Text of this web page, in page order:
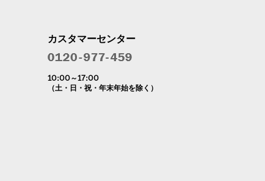
カスタマーセンター
10:00～17:00
（土・日・祝・年末年始を除く）